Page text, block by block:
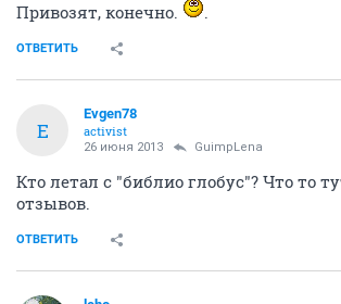
Привозят, конечно. .
ОТВЕТИТЬ
E
Evgen78
activist
26 июня 2013 GuimpLеna
Кто летал с "библио глобус"? Что то
отзывов.
ОТВЕТИТЬ